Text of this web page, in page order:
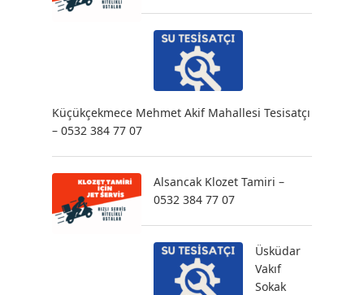
Küçükçekmece Mehmet Akif Mahallesi Tesisatçı
– 0532 384 77 07
Alsancak Klozet Tamiri –
0532 384 77 07
Üsküdar
Vakıf
Sokak